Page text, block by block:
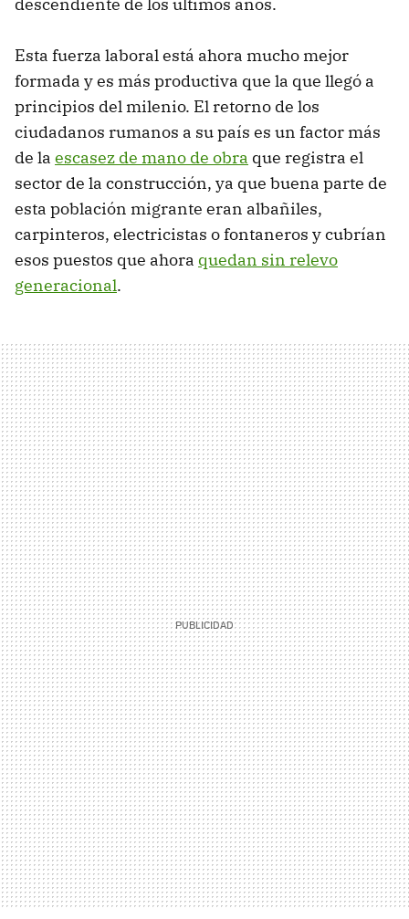
Esta fuerza laboral está ahora mucho mejor
formada y es más productiva que la que llegó a
principios del milenio. El retorno de los
ciudadanos rumanos a su país es un factor más
de la escasez de mano de obra que registra el
sector de la construcción, ya que buena parte de
esta población migrante eran albañiles,
carpinteros, electricistas o fontaneros y cubrían
esos puestos que ahora quedan sin relevo
generacional.